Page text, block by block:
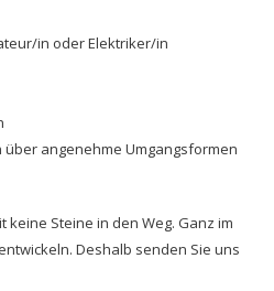
in oder Elektriker/in
angenehme Umgangsformen
keine Steine in den Weg. Ganz im
Deshalb senden Sie uns